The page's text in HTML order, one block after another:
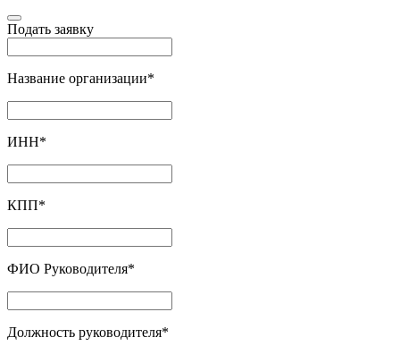
Подать заявку
Название организации*
ИНН*
КПП*
ФИО Руководителя*
Должность руководителя*